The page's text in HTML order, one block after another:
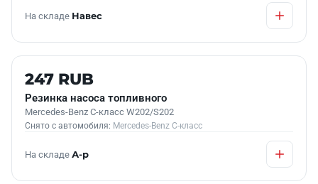
На складе Навес
Б/У В НАЛИЧИИ
247 RUB
Резинка насоса топливного
Mercedes-Benz C-класс W202/S202
Снято с автомобиля: Mercedes-Benz C-класс
На складе А-р